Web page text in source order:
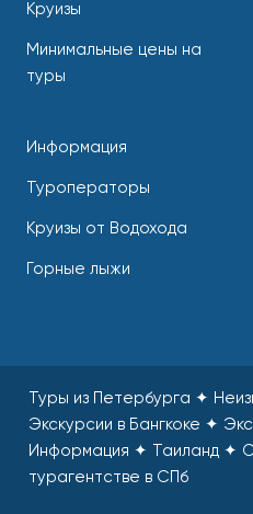
Круизы
Минимальные цены на
туры
Информация
Туроператоры
Круизы от Водохода
Горные лыжи
Туры из Петербурга ✦
Экскурсии в Бангкоке ✦
Информация ✦ Таиланд ✦
турагентстве в СПб